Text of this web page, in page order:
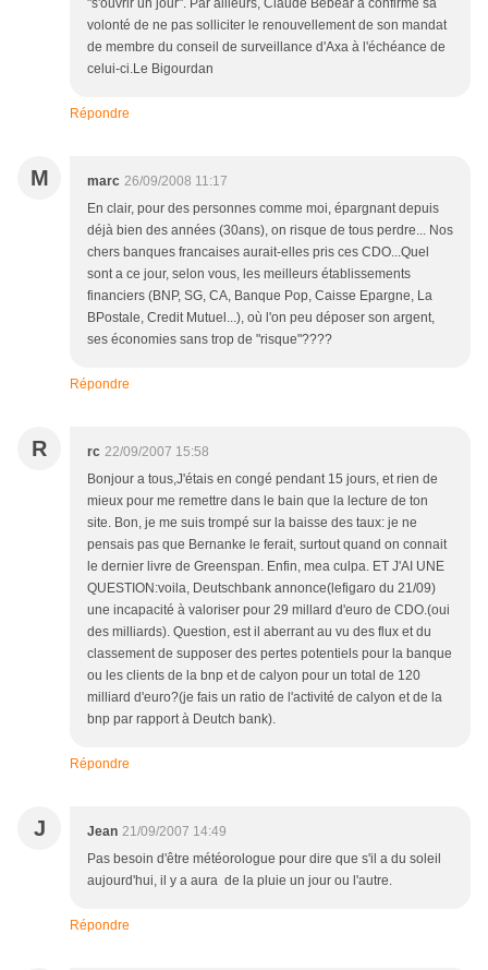
"s'ouvrir un jour". Par ailleurs, Claude Bébéar a confirmé sa
volonté de ne pas solliciter le renouvellement de son mandat
de membre du conseil de surveillance d'Axa à l'échéance de
celui-ci.Le Bigourdan
Répondre
M marc 26/09/2008 11:17
En clair, pour des personnes comme moi, épargnant depuis
déjà bien des années (30ans), on risque de tous perdre... Nos
chers banques francaises aurait-elles pris ces CDO...Quel
sont a ce jour, selon vous, les meilleurs établissements
financiers (BNP, SG, CA, Banque Pop, Caisse Epargne, La
BPostale, Credit Mutuel...), où l'on peu déposer son argent,
ses économies sans trop de "risque"????
Répondre
R rc 22/09/2007 15:58
Bonjour a tous,J'étais en congé pendant 15 jours, et rien de
mieux pour me remettre dans le bain que la lecture de ton
site. Bon, je me suis trompé sur la baisse des taux: je ne
pensais pas que Bernanke le ferait, surtout quand on connait
le dernier livre de Greenspan. Enfin, mea culpa. ET J'AI UNE
QUESTION:voila, Deutschbank annonce(lefigaro du 21/09)
une incapacité à valoriser pour 29 millard d'euro de CDO.(oui
des milliards). Question, est il aberrant au vu des flux et du
classement de supposer des pertes potentiels pour la banque
ou les clients de la bnp et de calyon pour un total de 120
milliard d'euro?(je fais un ratio de l'activité de calyon et de la
bnp par rapport à Deutch bank).
Répondre
J Jean 21/09/2007 14:49
Pas besoin d'être météorologue pour dire que s'il a du soleil
aujourd'hui, il y a aura de la pluie un jour ou l'autre.
Répondre